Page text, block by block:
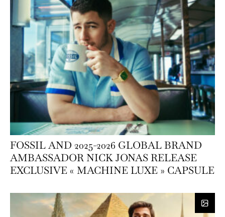
FOSSIL AND 2025-2026 GLOBAL BRAND
AMBASSADOR NICK JONAS RELEASE
EXCLUSIVE « MACHINE LUXE » CAPSULE